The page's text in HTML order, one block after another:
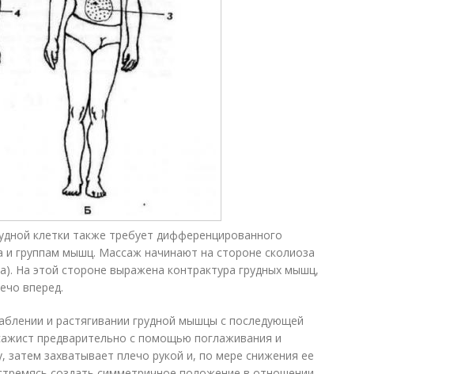
клетки также требует дифференцированного
и группам мышц. Массаж начинают на стороне сколиоза
На этой стороне выражена контрактура грудных мышц,
вперед.
и растягивании грудной мышцы с последующей
предварительно с помощью поглаживания и
затем захватывает плечо рукой и, по мере снижения ее